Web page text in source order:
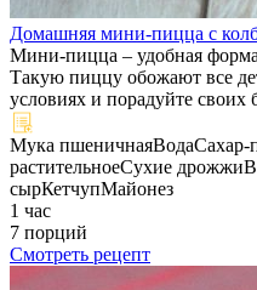
Домашняя мини-пицца с
Мини-пицца – удобная
Такую пиццу обожают все
условиях и порадуйте
Мука пшеничнаяВодаСахар-
растительноеСухие дрожжи
сырКетчупМайонез
1 час
7 порций
Смотреть рецепт